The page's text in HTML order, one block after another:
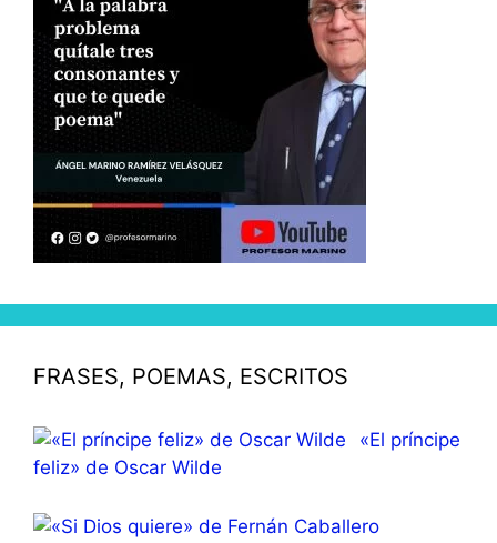
FRASES, POEMAS, ESCRITOS
«El príncipe
feliz» de Oscar Wilde